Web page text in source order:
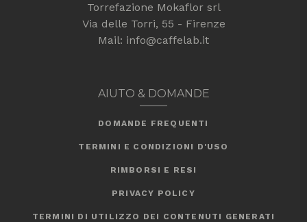
Torrefazione Mokaflor srl
Via delle Torri, 55 - Firenze
Mail: info@caffelab.it
AIUTO & DOMANDE
DOMANDE FREQUENTI
TERMINI E CONDIZIONI D'USO
RIMBORSI E RESI
PRIVACY POLICY
TERMINI DI UTILIZZO DEI CONTENUTI GENERATI